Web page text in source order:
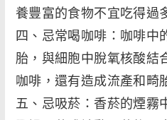
養豐富的食物不宜吃得過
四、忌常喝咖啡：咖啡中
胎，與細胞中脫氧核酸結
咖啡，還有造成流產和畸
五、忌吸菸：香菸的煙霧